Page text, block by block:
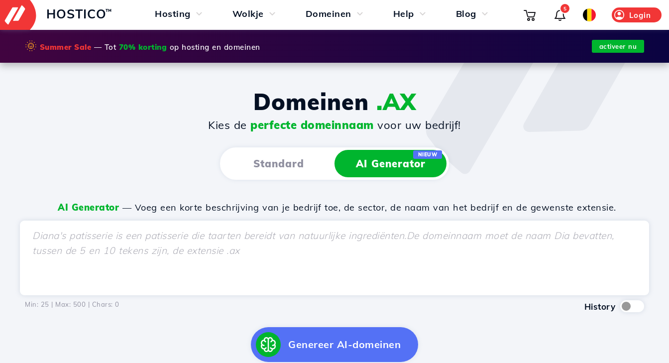
HOSTICO™ Hosting Wolkje Domeinen Help Blog Login
5
🌞 Summer Sale — Tot 70% korting op hosting en domeinen activeer nu
Domeinen .AX
Kies de perfecte domeinnaam voor uw bedrijf!
Standard AI Generator
NIEUW
AI Generator — Voeg een korte beschrijving van je bedrijf toe, de sector, de naam van het bedrijf en de gewenste extensie.
Min: 25 | Max: 500 | Chars: 0 History
Genereer AI-domeinen